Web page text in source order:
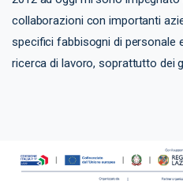
collaborazioni con importanti
specifici fabbisogni di personale
ricerca di lavoro, soprattutto dei